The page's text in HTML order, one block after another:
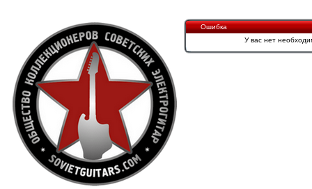
Ошибка
У вас нет